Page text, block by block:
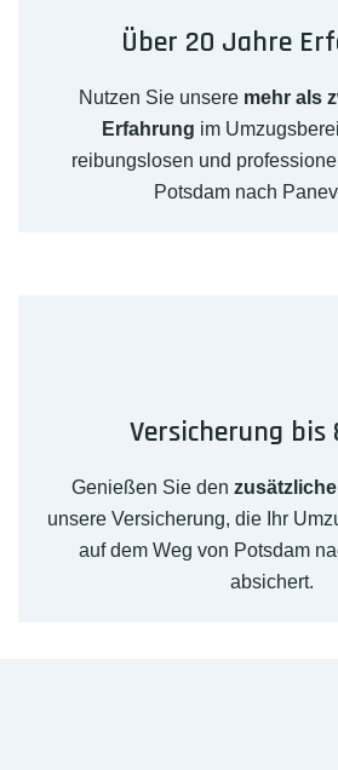
Über 20 Jahre
Nutzen Sie unsere mehr als
Erfahrung im
reibungslosen und
Potsdam nach
Versicherung bis
Genießen Sie den
unsere Versicherung, die Ihr
auf dem Weg von Potsdam
absichert.